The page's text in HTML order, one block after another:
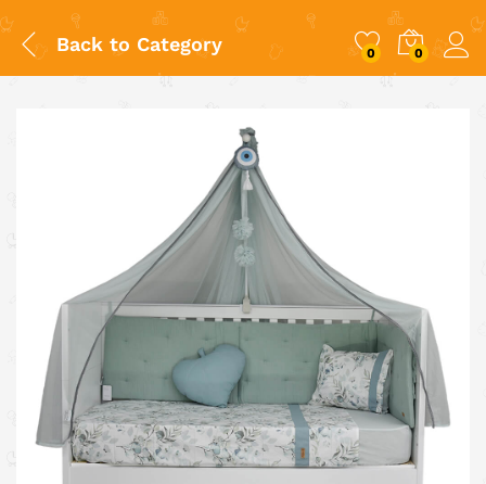
Back to Category 0 0